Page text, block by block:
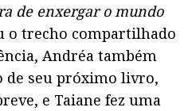
de enxergar o mundo
o trecho compartilhado
Andréa também
de seu próximo livro,
e Taiane fez uma